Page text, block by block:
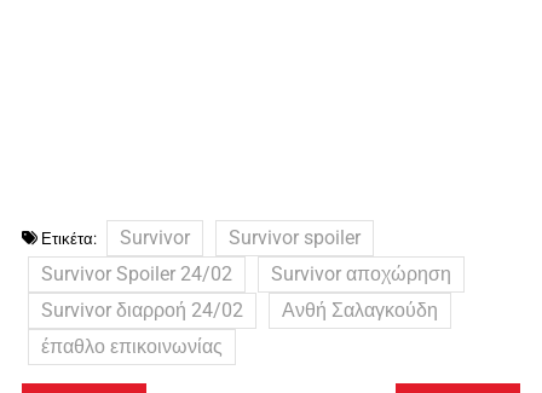
Ετικέτα: Survivor
Survivor spoiler
Survivor Spoiler 24/02
Survivor αποχώρηση
Survivor διαρροή 24/02
Ανθή Σαλαγκούδη
έπαθλο επικοινωνίας